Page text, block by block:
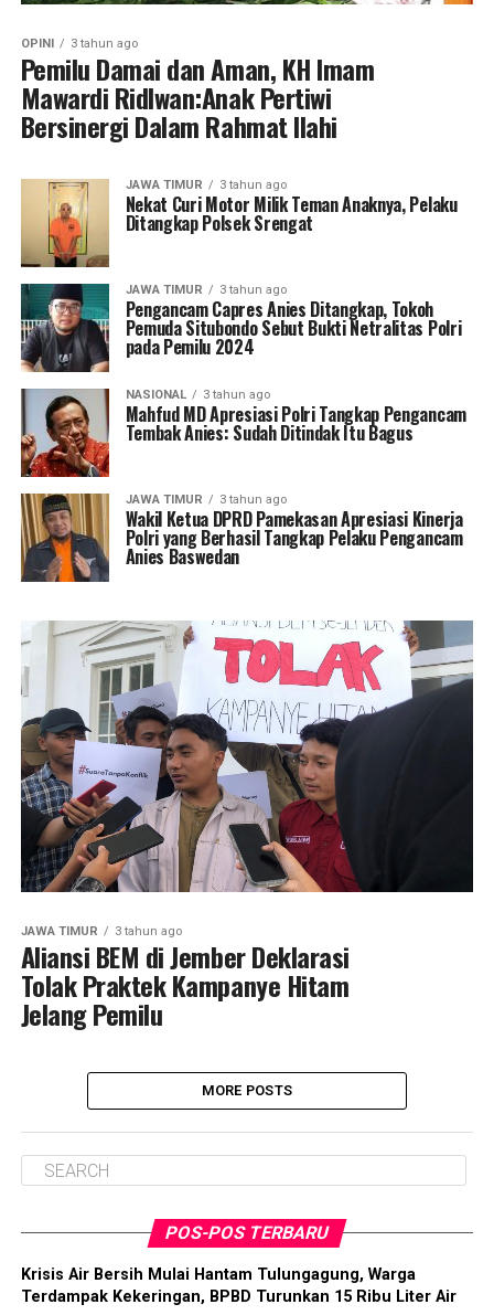
OPINI 3 tahun ago
Pemilu Damai dan Aman, KH Imam
Mawardi Ridlwan:Anak Pertiwi
Bersinergi Dalam Rahmat Ilahi
JAWA TIMUR 3 tahun ago
Nekat Curi Motor Milik Teman Anaknya, Pelaku
Ditangkap Polsek Srengat
JAWA TIMUR 3 tahun ago
Pengancam Capres Anies Ditangkap, Tokoh
Pemuda Situbondo Sebut Bukti Netralitas Polri
pada Pemilu 2024
NASIONAL 3 tahun ago
Mahfud MD Apresiasi Polri Tangkap Pengancam
Tembak Anies: Sudah Ditindak Itu Bagus
JAWA TIMUR 3 tahun ago
Wakil Ketua DPRD Pamekasan Apresiasi Kinerja
Polri yang Berhasil Tangkap Pelaku Pengancam
Anies Baswedan
JAWA TIMUR 3 tahun ago
Aliansi BEM di Jember Deklarasi
Tolak Praktek Kampanye Hitam
Jelang Pemilu
MORE POSTS
POS-POS TERBARU
Krisis Air Bersih Mulai Hantam Tulungagung, Warga
Terdampak Kekeringan, BPBD Turunkan 15 Ribu Liter Air